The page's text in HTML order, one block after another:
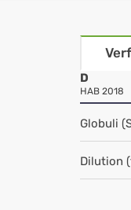
D
HAB 2018
Globuli
Dilution